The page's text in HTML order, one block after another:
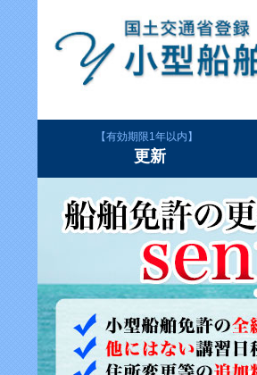
有効期限1年以内
更新